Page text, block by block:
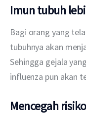
Imun tubuh
Bagi orang yang
tubuhnya akan
Sehingga gejala
influenza pun akan
Mencegah